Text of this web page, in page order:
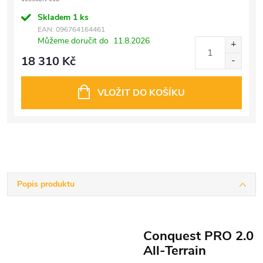
Skladem 1 ks
EAN: 096764164461
Můžeme doručit do 11.8.2026
18 310 Kč
VLOŽIT DO KOŠÍKU
Popis produktu
Conquest PRO 2.0
All-Terrain